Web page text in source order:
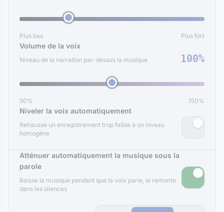
Plus bas Plus fort
Volume de la voix
Niveau de la narration par-dessus la musique 100%
50% 150%
Niveler la voix automatiquement
Rehausse un enregistrement trop faible à un niveau
homogène
Atténuer automatiquement la musique sous la
parole
Baisse la musique pendant que la voix parle, la remonte
dans les silences